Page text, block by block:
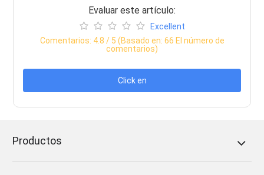
Evaluar este artículo:
Excellent
Comentarios: 4.8 / 5 (Basado en: 66 El número de
comentarios)
Click en
Productos